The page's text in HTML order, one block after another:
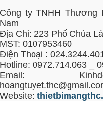
Công ty TNHH Thương
Nam
Địa Chỉ: 223 Phố Chùa
MST: 0107953460
Điện Thoại :
Hotline: 0972.714.063 _
Email:
Website: